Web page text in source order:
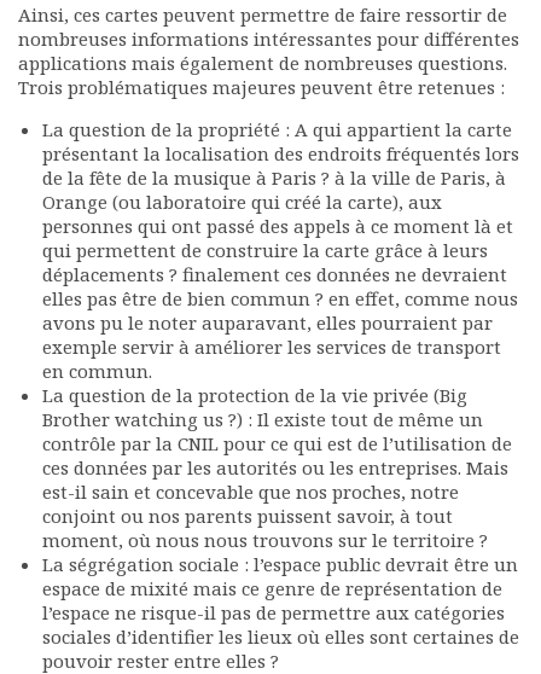
Ainsi, ces cartes peuvent permettre de faire ressortir de
nombreuses informations intéressantes pour différentes
applications mais également de nombreuses questions.
Trois problématiques majeures peuvent être retenues :
La question de la propriété : A qui appartient la carte
présentant la localisation des endroits fréquentés lors
de la fête de la musique à Paris ? à la ville de Paris, à
Orange (ou laboratoire qui créé la carte), aux
personnes qui ont passé des appels à ce moment là et
qui permettent de construire la carte grâce à leurs
déplacements ? finalement ces données ne devraient
elles pas être de bien commun ? en effet, comme nous
avons pu le noter auparavant, elles pourraient par
exemple servir à améliorer les services de transport
en commun.
La question de la protection de la vie privée (Big
Brother watching us ?) : Il existe tout de même un
contrôle par la CNIL pour ce qui est de l’utilisation de
ces données par les autorités ou les entreprises. Mais
est-il sain et concevable que nos proches, notre
conjoint ou nos parents puissent savoir, à tout
moment, où nous nous trouvons sur le territoire ?
La ségrégation sociale : l’espace public devrait être un
espace de mixité mais ce genre de représentation de
l’espace ne risque-il pas de permettre aux catégories
sociales d’identifier les lieux où elles sont certaines de
pouvoir rester entre elles ?